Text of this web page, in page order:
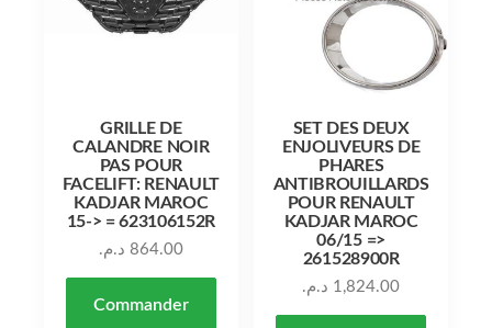
GRILLE DE
CALANDRE NOIR
PAS POUR
FACELIFT: RENAULT
KADJAR MAROC
15-> = 623106152R
864.00 د.م.
Commander
SET DES DEUX
ENJOLIVEURS DE
PHARES
ANTIBROUILLARDS
POUR RENAULT
KADJAR MAROC
06/15 =>
261528900R
1,824.00 د.م.